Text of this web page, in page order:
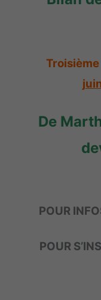
De
POUR
POUR